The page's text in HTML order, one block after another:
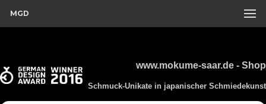
MGD
www.mokume-saar.de - Shop
Schmuck-Unikate in japanischer Schmiedekunst